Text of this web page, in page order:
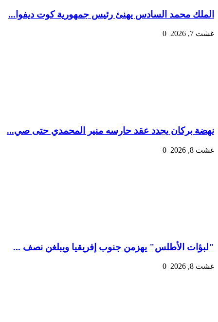
الملك محمد السادس يهنئ رئيس جمهورية كوت ديفوا...
غشت 7, 2026
نهضة بركان يجدد عقد حارسه منير المحمدي حتى صي...
غشت 8, 2026
"لبؤات الأطلس" يهزمن جنوب إفريقيا ويبلغن نصف ...
غشت 8, 2026